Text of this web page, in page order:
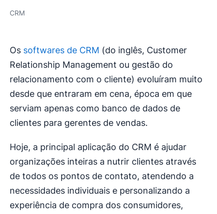
CRM
Os softwares de CRM (do inglês, Customer
Relationship Management ou gestão do
relacionamento com o cliente) evoluíram muito
desde que entraram em cena, época em que
serviam apenas como banco de dados de
clientes para gerentes de vendas.
Hoje, a principal aplicação do CRM é ajudar
organizações inteiras a nutrir clientes através
de todos os pontos de contato, atendendo a
necessidades individuais e personalizando a
experiência de compra dos consumidores,